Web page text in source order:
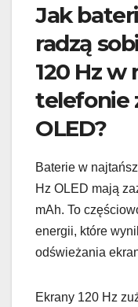
Jak
radzą
120 Hz w
telefonie
OLED?
Baterie w
Hz OLED mają
mAh. To
energii, które
odświeżania
Ekrany 120 Hz